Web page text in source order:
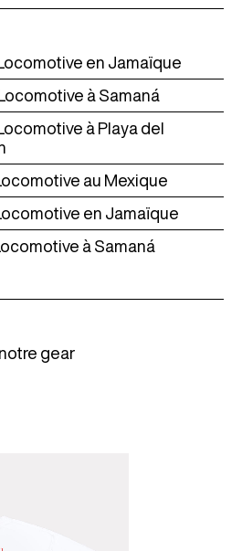
en Jamaïque
à Samaná
à Playa del
au Mexique
en Jamaïque
à Samaná
gear